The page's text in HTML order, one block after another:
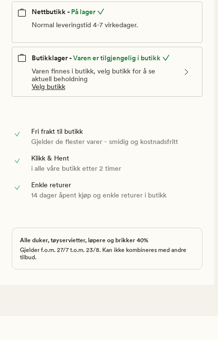
Nettbutikk - På lager
Normal leveringstid 4-7 virkedager.
Butikklager -Varen er tilgjengelig i butikk
Varen finnes i butikk, velg butikk for å se
aktuell beholdning
Velg butikk
Fri frakt til butikk
Gjelder de flester varer - smidig og kostnadsfritt
Klikk & Hent
i alle våre butikk etter 2 timer
Enkle returer
14 dager åpent kjøp og enkle returer i butikk
Alle duker, tøyservietter, løpere og brikker 40%
Gjelder f.o.m. 27/7 t.o.m. 23/8. Kan ikke kombineres med andre
tilbud.